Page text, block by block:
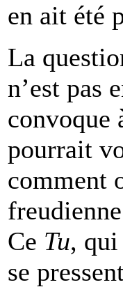
en ait été
La
n’est pas
convoque
pourrait
comment
Ce Tu,
se